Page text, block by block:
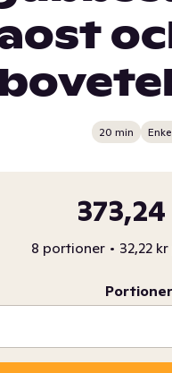
20 min
8 portioner • 32,22
Portioner